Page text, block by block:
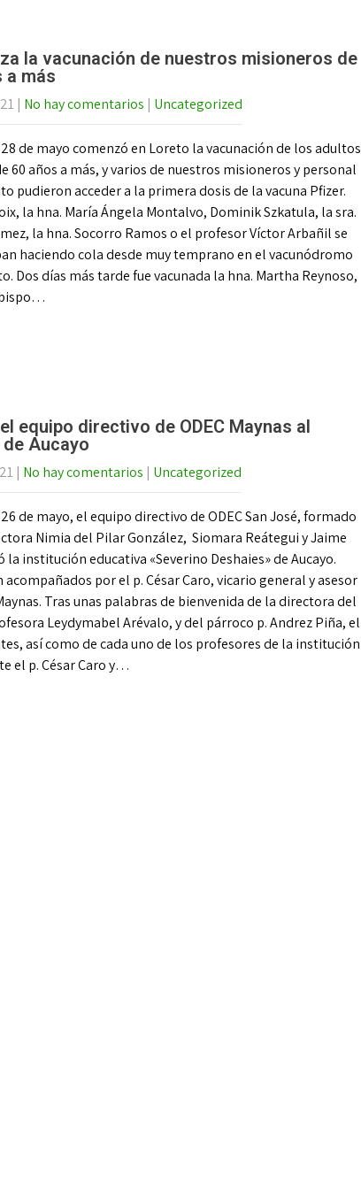
la vacunación de nuestros misioneros de
a más
| No hay comentarios | Uncategorized
de mayo comenzó en Loreto la vacunación de los adultos
60 años a más, y varios de nuestros misioneros y personal
pudieron acceder a la primera dosis de la vacuna Pfizer.
la hna. María Ángela Montalvo, Dominik Szkatula, la sra.
la hna. Socorro Ramos o el profesor Víctor Arbañil se
haciendo cola desde muy temprano en el vacunódromo
Dos días más tarde fue vacunada la hna. Martha Reynoso,
equipo directivo de ODEC Maynas al
Aucayo
| No hay comentarios | Uncategorized
de mayo, el equipo directivo de ODEC San José, formado
Nimia del Pilar González, Siomara Reátegui y Jaime
la institución educativa «Severino Deshaies» de Aucayo.
acompañados por el p. César Caro, vicario general y asesor
Tras unas palabras de bienvenida de la directora del
Leydymabel Arévalo, y del párroco p. Andrez Piña, el
así como de cada uno de los profesores de la institución
el p. César Caro y…